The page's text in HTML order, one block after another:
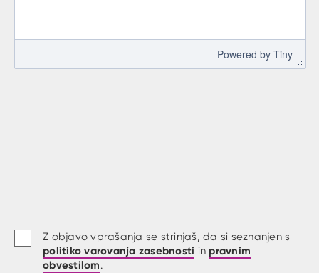
Powered by Tiny
Z objavo vprašanja se strinjaš, da si seznanjen s
politiko varovanja zasebnosti in pravnim
obvestilom.